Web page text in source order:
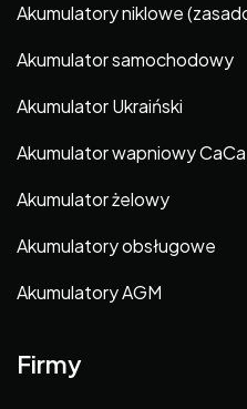
Akumulatory niklowe
Akumulator samochodowy
Akumulator Ukraiński
Akumulator wapniowy CaCa
Akumulator żelowy
Akumulatory obsługowe
Akumulatory AGM
Firmy